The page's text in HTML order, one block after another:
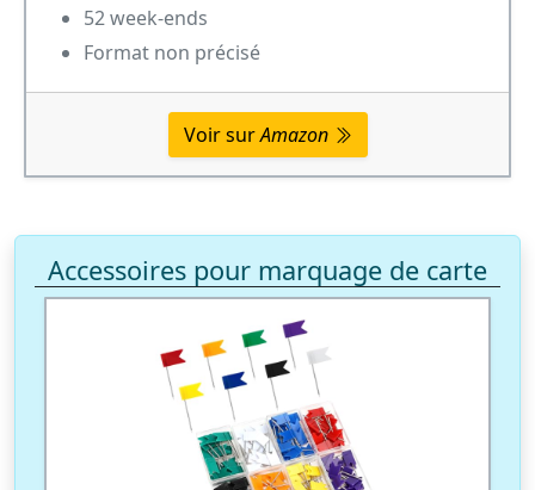
52 week-ends
Format non précisé
Voir surAmazon
Accessoires pour marquage de carte